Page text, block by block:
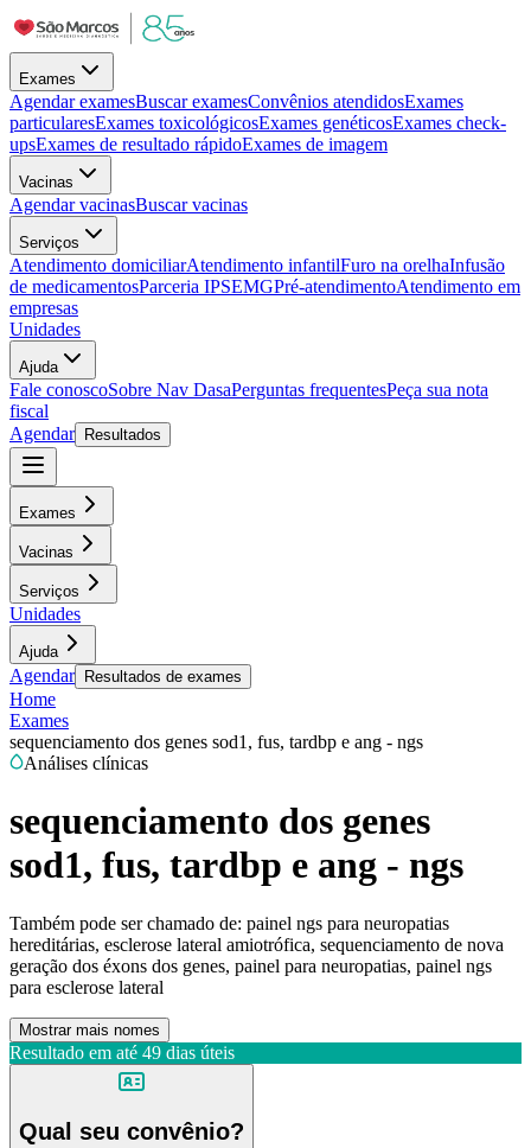
Exames
Agendar examesBuscar examesConvênios atendidosExames
particularesExames toxicológicosExames genéticosExames check-
upsExames de resultado rápidoExames de imagem
Vacinas
Agendar vacinasBuscar vacinas
Serviços
Atendimento domiciliarAtendimento infantilFuro na orelhaInfusão
de medicamentosParceria IPSEMGPré-atendimentoAtendimento em
empresas
Unidades
Ajuda
Fale conoscoSobre Nav DasaPerguntas frequentesPeça sua nota
fiscal
Agendar
Resultados
Exames
Vacinas
Serviços
Unidades
Ajuda
Agendar Resultados de exames
Home
Exames
sequenciamento dos genes sod1, fus, tardbp e ang - ngs
Análises clínicas
sequenciamento dos genes
sod1, fus, tardbp e ang - ngs
Também pode ser chamado de: painel ngs para neuropatias
hereditárias, esclerose lateral amiotrófica, sequenciamento de nova
geração dos éxons dos genes, painel para neuropatias, painel ngs
para esclerose lateral
Mostrar mais nomes
Resultado em até 49 dias úteis
Qual seu convênio?